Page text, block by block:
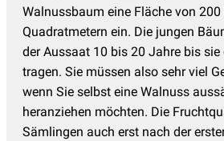
Walnussbaum eine Fläche von 200
Quadratmetern ein. Die jungen
der Aussaat 10 bis 20 Jahre bis sie
tragen. Sie müssen also sehr viel
wenn Sie selbst eine Walnuss
heranziehen möchten. Die
Sämlingen auch erst nach der